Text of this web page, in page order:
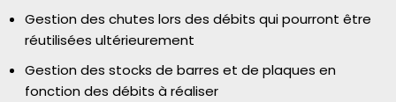
Gestion des chutes lors des débits qui pourront être
réutilisées ultérieurement
Gestion des stocks de barres et de plaques en
fonction des débits à réaliser